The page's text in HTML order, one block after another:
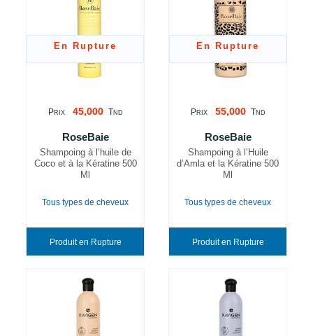
En Rupture
PRIX 45,000 TND
RoseBaie
Shampoing à l’huile de
Coco et à la Kératine 500
Ml
Tous types de cheveux
Produit en Rupture
En Rupture
PRIX 55,000 TND
RoseBaie
Shampoing à l’Huile
d’Amla et la Kératine 500
Ml
Tous types de cheveux
Produit en Rupture